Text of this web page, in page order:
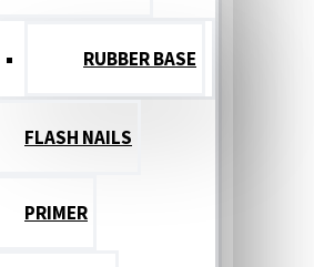
RUBBER BASE
FLASH NAILS
PRIMER